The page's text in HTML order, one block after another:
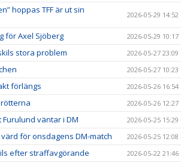
hoppas TFF är ut sin
2026-05-29 14:52
för Axel Sjöberg 2026-05-29 10:17
stora problem 2026-05-27 23:09
2026-05-27 10:23
förlängs 2026-05-26 16:54
2026-05-26 12:27
väntar i DM 2026-05-25 15:29
för onsdagens DM-match 2026-05-25 12:08
efter straffavgörande 2026-05-22 21:46